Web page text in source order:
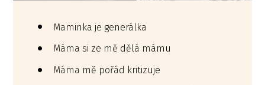
Maminka je generálka
Máma si ze mě dělá mámu
Máma mě pořád kritizuje